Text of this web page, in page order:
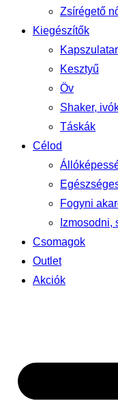
Zsírégető
Kiegészítők
Kesztyű
Öv
Shaker,
Táskák
Célod
Fogyni
Izmosodni,
Csomagok
Outlet
Akciók